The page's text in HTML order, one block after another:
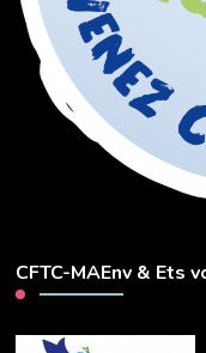
CFTC-MAEnv & Ets